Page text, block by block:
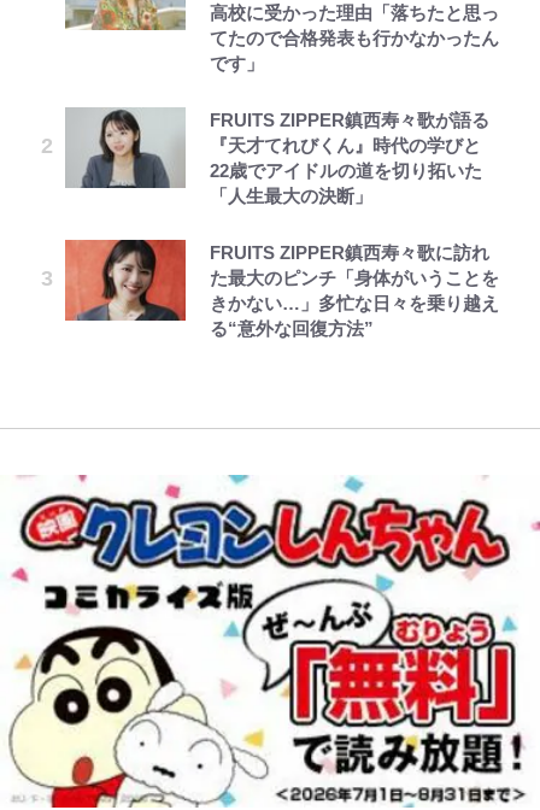
高校に受かった理由「落ちたと思っ
てたので合格発表も行かなかったん
です」
FRUITS ZIPPER鎮西寿々歌が語る
『天才てれびくん』時代の学びと
22歳でアイドルの道を切り拓いた
「人生最大の決断」
FRUITS ZIPPER鎮西寿々歌に訪れ
た最大のピンチ「身体がいうことを
きかない…」多忙な日々を乗り越え
る“意外な回復方法”
ボーちゃんの一途な気持ちだゾ
とうちゃんが出世するゾ
「アユイング」のオリジナリティ＆
おもしろさを知る
あり！】観光名所「大内宿」まで
10分＆100％源泉風呂に入り放題！
「こぼうしの湯 洗心亭キャンプサ
イト」
【夏は涼しい長野で「車中泊」旅】
良質な湯は “山の恵み”！ 満足度を
上げてくれる「温泉付きRVパー
ク」おすすめ3選
第3回 出版までの道のり・その2
レビュー『仮面家族』悠木シュン・
た「驚きの戦術」ストレッチ5に大
型ポイントガードも…
ZZ』いまだ語り継がれる「伝説の
トンデモシーン」 「Zザク」に
「謎の光」も…
『BLEACH 千年血戦篇』限定21ア
イテムがサンキューマートに初登
場！豊富なラインナップにファンも
驚愕
包容力…超愛される日本代表
『夜ふかし』多田さん、上下の顎骨
に「中顔面がかなり縮小」「面長が
改善」の声
長瀬智也の“角刈りちっく短髪”変
味深「スネ毛ハラスメント」にも注
目
が、どうやら違うようです~ 第1話
公式-辺境領主の俺は悪役令嬢とし
すことにした。 第1話(1)
公式-辺境領主の俺は悪役令嬢とし
て追放された嫁のため、大国を滅ぼ
画削除の波紋…一方で株を上げ続け
る大谷翔平妻｢最強の処世術」
ん急逝から15年…横浜FMが開幕戦
で着る追悼Tシャツにファン熱望
｢買いたい…そして選手と一緒に着
たい｣
超大物女優との熱愛報道でも話題！
板倉滉所属アヤックスの｢カッコよ
すぎる｣黒×金の新アウェイユニに
反響！｢これは買い｣｢ここ10年でベ